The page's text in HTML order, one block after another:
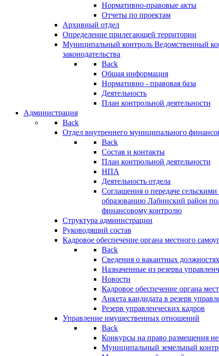
Нормативно-правовые акты
Отчеты по проектам
Архивный отдел
Определение прилегающей территории
Муниципальный контроль Ведомственный
законодательства
Back
Общая информация
Нормативно - правовая база
Деятельность
План контрольной деятельности
Администрация
Back
Отдел внутреннего муниципального
Back
Состав и контакты
План контрольной деятельности
НПА
Деятельность отдела
Соглашения о передаче
образованию Лабинский район
финансовому контролю
Структура администрации
Руководящий состав
Кадровое обеспечение органа местного
Back
Сведения о вакантных
Назначенные из резерва
Новости
Кадровое обеспечение органа
Анкета кандидата в резерв
Резерв управленческих кадров
Управление имущественных отношений
Back
Конкурсы на право размещения
Муниципальный земельный